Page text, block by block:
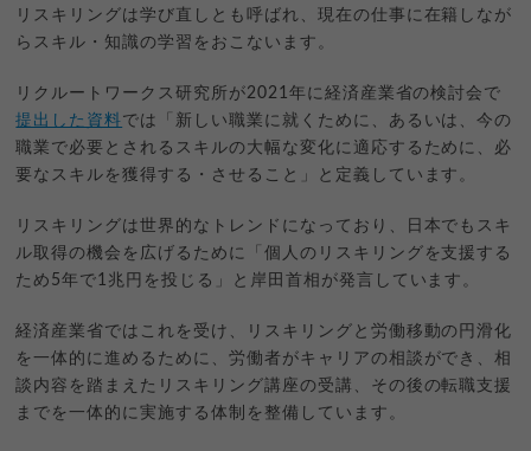
リスキリングは学び直しとも呼ばれ、現在の仕事に在籍しなが
らスキル・知識の学習をおこないます。
リクルートワークス研究所が2021年に経済産業省の検討会で
提出した資料では「新しい職業に就くために、あるいは、今の
職業で必要とされるスキルの大幅な変化に適応するために、必
要なスキルを獲得する・させること」と定義しています。
リスキリングは世界的なトレンドになっており、日本でもスキ
ル取得の機会を広げるために「個人のリスキリングを支援する
ため5年で1兆円を投じる」と岸田首相が発言しています。
経済産業省ではこれを受け、リスキリングと労働移動の円滑化
を一体的に進めるために、労働者がキャリアの相談ができ、相
談内容を踏まえたリスキリング講座の受講、その後の転職支援
までを一体的に実施する体制を整備しています。